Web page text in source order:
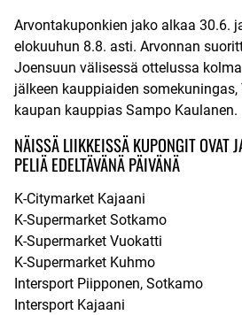
Arvontakuponkien jako alkaa 30.6.
elokuuhun 8.8. asti. Arvonnan
Joensuun välisessä ottelussa
jälkeen kauppiaiden
kaupan kauppias Sampo Kaulanen.
NÄISSÄ LIIKKEISSÄ KUPONGIT OVAT
PELIÄ EDELTÄVÄNÄ PÄIVÄNÄ
K-Citymarket Kajaani
K-Supermarket Sotkamo
K-Supermarket Vuokatti
K-Supermarket Kuhmo
Intersport Piipponen, Sotkamo
Intersport Kajaani